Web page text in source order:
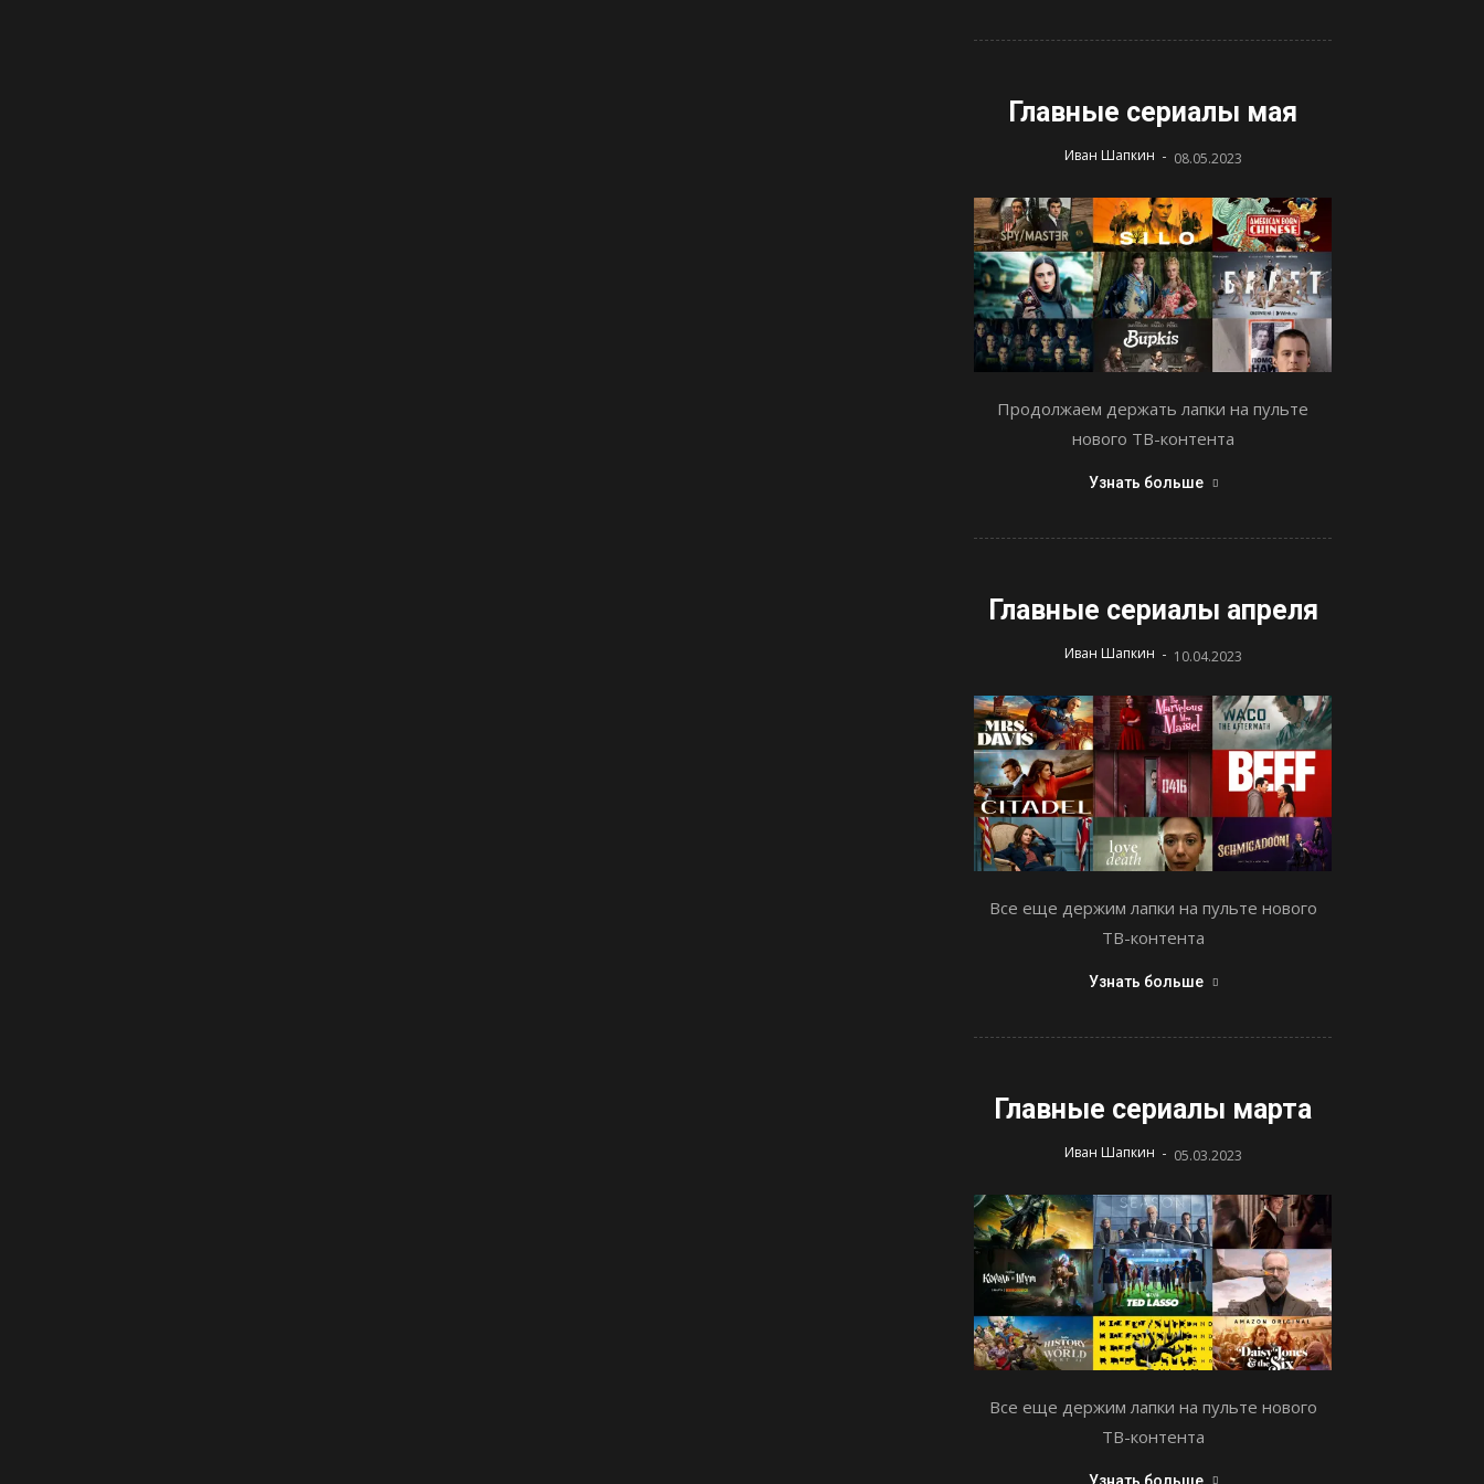
Главные сериалы мая
Иван Шапкин - 08.05.2023
Продолжаем держать лапки на пульте
нового ТВ-контента
Узнать больше
Главные сериалы апреля
Иван Шапкин - 10.04.2023
Все еще держим лапки на пульте нового
ТВ-контента
Узнать больше
Главные сериалы марта
Иван Шапкин - 05.03.2023
Все еще держим лапки на пульте нового
ТВ-контента
Узнать больше